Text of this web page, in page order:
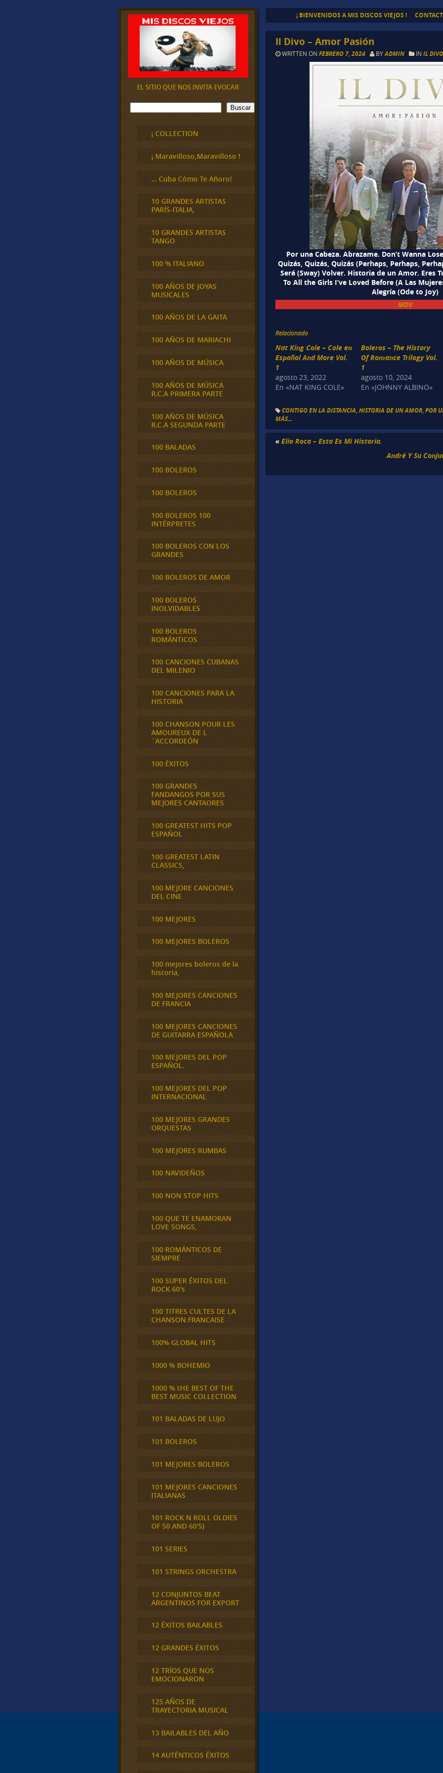
¡ BIENVENIDOS A MIS DISCOS VIEJOS !
Il Divo – Amor Pasión
WRITTEN ONFEBRERO 7, 2024 BYADMIN INIL DIVO
Por una Cabeza. Abrazame. Don’t Wanna
Quizás, Quizás, Quizás (Perhaps, Perhaps,
Será (Sway) Volver. Historia de un Amor. Eres
To All the Girls I’ve Loved Before (A Las
Alegría (Ode to Joy)
MDV
Relacionado
Nat King Cole – Cole en
Español And More Vol.
1
agosto 23, 2022
En «NAT KING COLE»
Boleros – The History
Of Romance Trilogy Vol.
1
agosto 10, 2024
En «JOHNNY ALBINO»
CONTIGO EN LA DISTANCIA ,HISTORIA DE UN AMOR ,POR
MÁS...
«Elio Roca – Esta Es Mi Historia.
André Y Su
EL SITIO QUE NOS INVITA EVOCAR
B
u
Buscar
¡ COLLECTION
¡ Maravilloso,Maravilloso !
… Cuba Cómo Te Añoro!
10 GRANDES ARTISTAS
PARÍS-ITALIA,
10 GRANDES ARTISTAS
TANGO
100 % ITALIANO
100 AÑOS DE JOYAS
MUSICALES
100 AÑOS DE LA GAITA
100 AÑOS DE MARIACHI
100 AÑOS DE MÚSICA
100 AÑOS DE MÚSICA
R.C.A PRIMERA PARTE
100 AÑOS DE MÚSICA
R.C.A SEGUNDA PARTE
100 BALADAS
100 BOLEROS
100 BOLEROS
100 BOLEROS 100
INTÉRPRETES
100 BOLEROS CON LOS
GRANDES
100 BOLEROS DE AMOR
100 BOLEROS
INOLVIDABLES
100 BOLEROS
ROMÁNTICOS
100 CANCIONES CUBANAS
DEL MILENIO
100 CANCIONES PARA LA
HISTORIA
100 CHANSON POUR LES
AMOUREUX DE L
´ACCORDEÓN
100 ÉXITOS
100 GRANDES
FANDANGOS POR SUS
MEJORES CANTAORES
100 GREATEST HITS POP
ESPAÑOL
100 GREATEST LATIN
CLASSICS,
100 MEJORE CANCIONES
DEL CINE
100 MEJORES
100 MEJORES BOLEROS
100 mejores boleros de la
historia,
100 MEJORES CANCIONES
DE FRANCIA
100 MEJORES CANCIONES
DE GUITARRA ESPAÑOLA
100 MEJORES DEL POP
ESPAÑOL.
100 MEJORES DEL POP
INTERNACIONAL
100 MEJORES GRANDES
ORQUESTAS
100 MEJORES RUMBAS
100 NAVIDEÑOS
100 NON STOP HITS
100 QUE TE ENAMORAN
LOVE SONGS,
100 ROMÁNTICOS DE
SIEMPRE
100 SUPER ÉXITOS DEL
ROCK 60's
100 TITRES CULTES DE LA
CHANSON FRANCAISE
100% GLOBAL HITS
1000 % BOHEMIO
1000 % tHE BEST OF THE
BEST MUSIC COLLECTION
101 BALADAS DE LUJO
101 BOLEROS
101 MEJORES BOLEROS
101 MEJORES CANCIONES
ITALIANAS
101 ROCK N ROLL OLDIES
OF 50 AND 60'S}
101 SERIES
101 STRINGS ORCHESTRA
12 CONJUNTOS BEAT
ARGENTINOS FOR EXPORT
12 ÉXITOS BAILABLES
12 GRANDES ÉXITOS
12 TRÍOS QUE NOS
EMOCIONARON
125 AÑOS DE
TRAYECTORIA MUSICAL
13 BAILABLES DEL AÑO
14 AUTÉNTICOS ÉXITOS